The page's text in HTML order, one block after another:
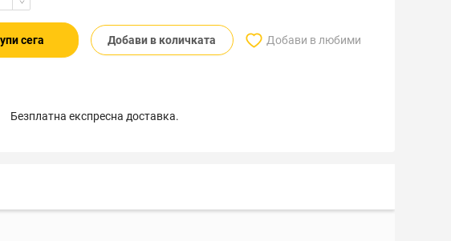
сега Добави в количката Добави в любими
Безплатна експресна доставка.